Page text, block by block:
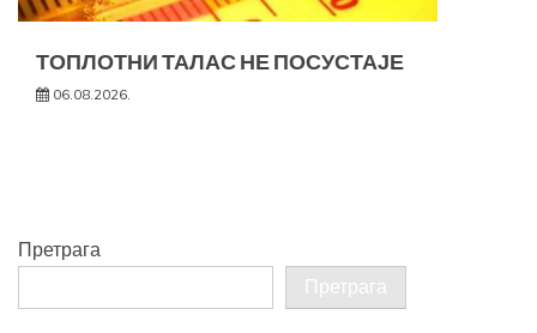
ТОПЛОТНИ ТАЛАС НЕ ПОСУСТАЈЕ
06.08.2026.
Претрага
Претрага